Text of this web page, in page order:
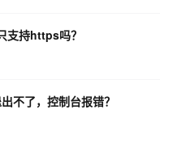
支持https吗？
不了，控制台报错？